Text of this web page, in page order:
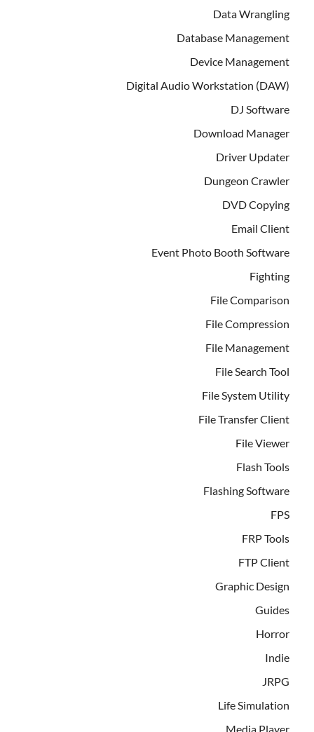
Data Wrangling
Database Management
Device Management
Digital Audio Workstation (DAW)
DJ Software
Download Manager
Driver Updater
Dungeon Crawler
DVD Copying
Email Client
Event Photo Booth Software
Fighting
File Comparison
File Compression
File Management
File Search Tool
File System Utility
File Transfer Client
File Viewer
Flash Tools
Flashing Software
FPS
FRP Tools
FTP Client
Graphic Design
Guides
Horror
Indie
JRPG
Life Simulation
Media Player